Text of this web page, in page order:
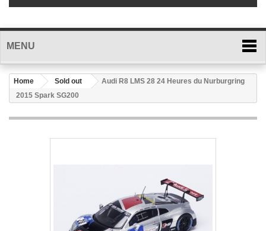
MENU
Home Sold out
Audi R8 LMS 28 24 Heures du Nurburgring
2015 Spark SG200